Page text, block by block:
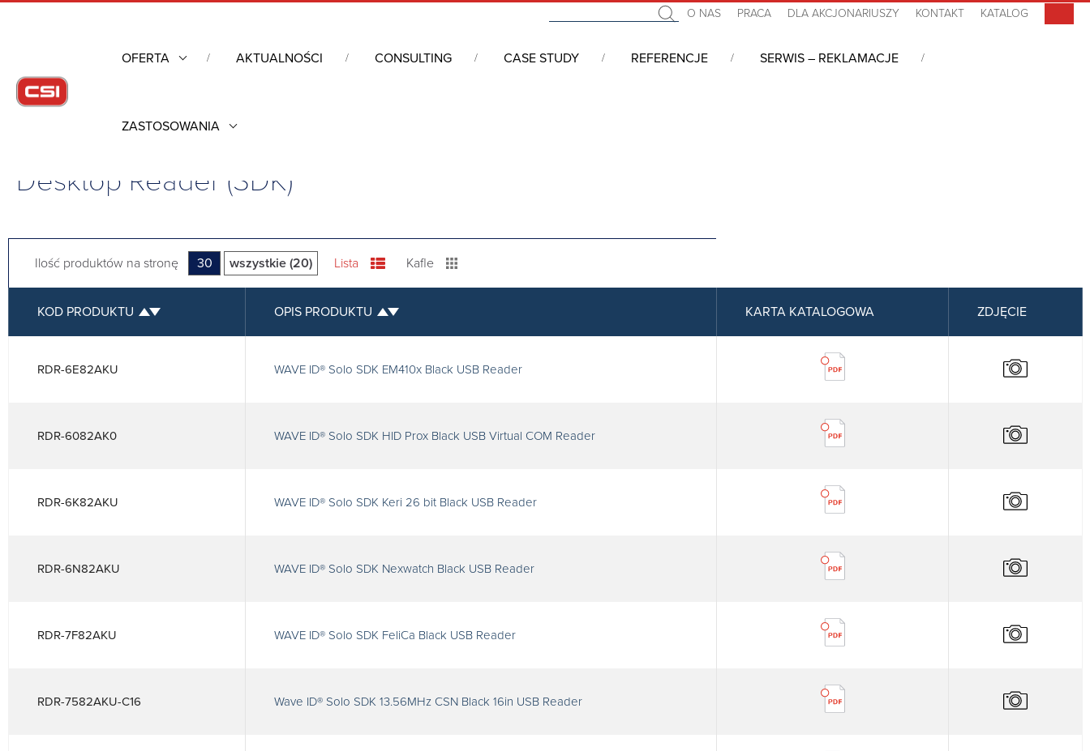
O NAS PRACA DLA AKCJONARIUSZY KONTAKT KATALOG
OFERTA AKTUALNOŚCI CONSULTING CASE STUDY REFERENCJE SERWIS – REKLAMACJE
ZASTOSOWANIA
Komputery przemysłowe
Desktop Reader (SDK)
Ilość produktów na stronę 30 wszystkie (20) Lista Kafle
KOD PRODUKTU OPIS PRODUKTU KARTA KATALOGOWA ZDJĘCIE
RDR-6E82AKU WAVE ID® Solo SDK EM410x Black USB Reader
RDR-6082AK0 WAVE ID® Solo SDK HID Prox Black USB Virtual COM Reader
RDR-6K82AKU WAVE ID® Solo SDK Keri 26 bit Black USB Reader
RDR-6N82AKU WAVE ID® Solo SDK Nexwatch Black USB Reader
RDR-7F82AKU WAVE ID® Solo SDK FeliCa Black USB Reader
RDR-7582AKU-C16 Wave ID® Solo SDK 13.56MHz CSN Black 16in USB Reader